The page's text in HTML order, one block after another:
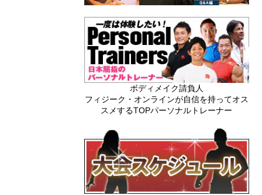
ボディメイク請負人
フィジーク・オンラインが自信を持ってオス
スメするTOPパーソナルトレーナー